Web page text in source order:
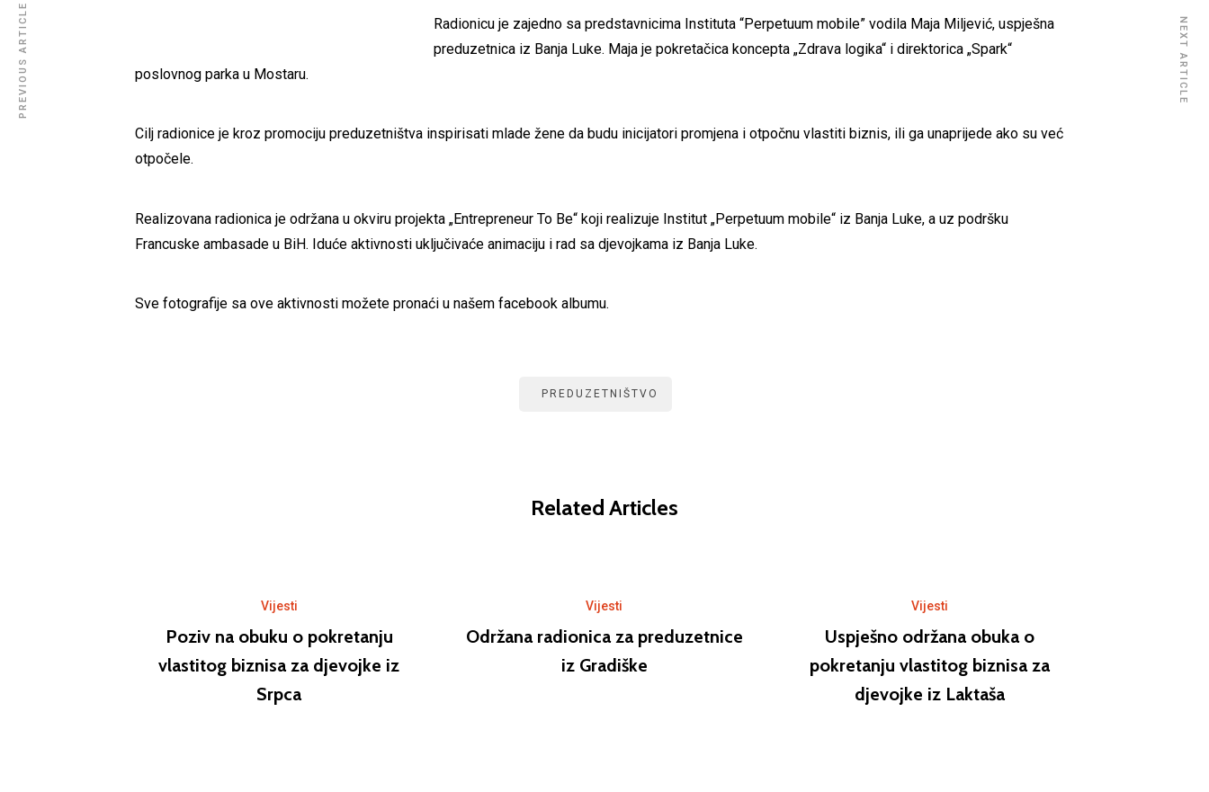
Radionicu je zajedno sa predstavnicima Instituta “Perpetuum mobile” vodila Maja Miljević, uspješna
preduzetnica iz Banja Luke. Maja je pokretačica koncepta „Zdrava logika“ i direktorica „Spark“
poslovnog parka u Mostaru.
Cilj radionice je kroz promociju preduzetništva inspirisati mlade žene da budu inicijatori promjena i otpočnu vlastiti biznis, ili ga unaprijede ako su već
otpočele.
Realizovana radionica je održana u okviru projekta „Entrepreneur To Be“ koji realizuje Institut „Perpetuum mobile“ iz Banja Luke, a uz podršku
Francuske ambasade u BiH. Iduće aktivnosti uključivaće animaciju i rad sa djevojkama iz Banja Luke.
Sve fotografije sa ove aktivnosti možete pronaći u našem facebook albumu.
PREDUZETNIŠTVO
Related Articles
Vijesti
Poziv na obuku o pokretanju
vlastitog biznisa za djevojke iz
Srpca
Vijesti
Održana radionica za preduzetnice
iz Gradiške
Vijesti
Uspješno održana obuka o
pokretanju vlastitog biznisa za
djevojke iz Laktaša
PREVIOUS ARTICLE NEXT ARTICLE